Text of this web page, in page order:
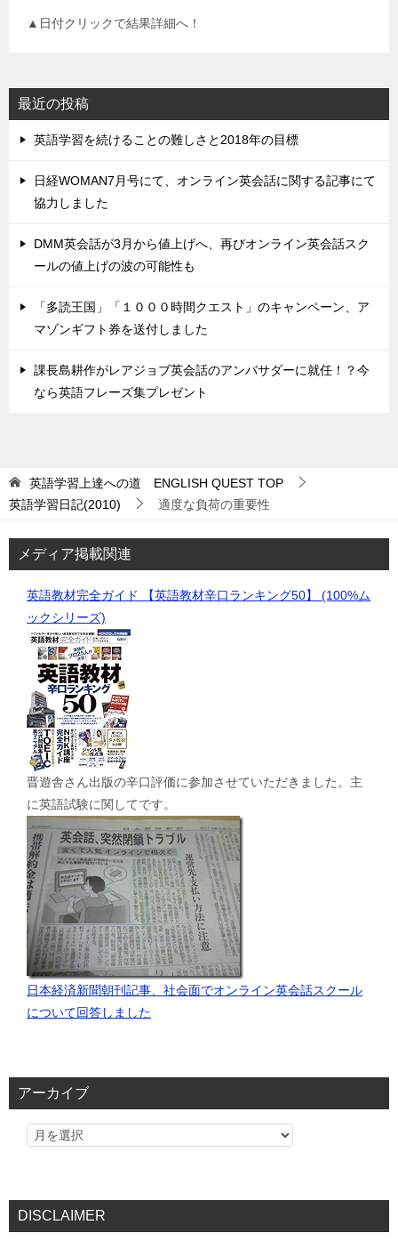
▲日付クリックで結果詳細へ！
最近の投稿
英語学習を続けることの難しさと2018年の目標
日経WOMAN7月号にて、オンライン英会話に関する記事にて
協力しました
DMM英会話が3月から値上げへ、再びオンライン英会話スク
ールの値上げの波の可能性も
「多読王国」「１０００時間クエスト」のキャンペーン、ア
マゾンギフト券を送付しました
課長島耕作がレアジョブ英会話のアンバサダーに就任！？今
なら英語フレーズ集プレゼント
英語学習上達への道 ENGLISH QUEST TOP
英語学習日記(2010)
適度な負荷の重要性
メディア掲載関連
英語教材完全ガイド 【英語教材辛口ランキング50】 (100%ム
ックシリーズ)
晋遊舎さん出版の辛口評価に参加させていただきました。主
に英語試験に関してです。
日本経済新聞朝刊記事、社会面でオンライン英会話スクール
について回答しました
アーカイブ
DISCLAIMER